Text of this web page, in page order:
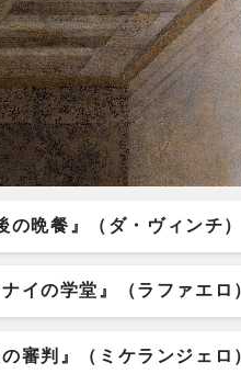
の晩餐』（ダ・ヴィンチ）
ナイの学堂』（ラファエロ
の審判』（ミケランジェロ